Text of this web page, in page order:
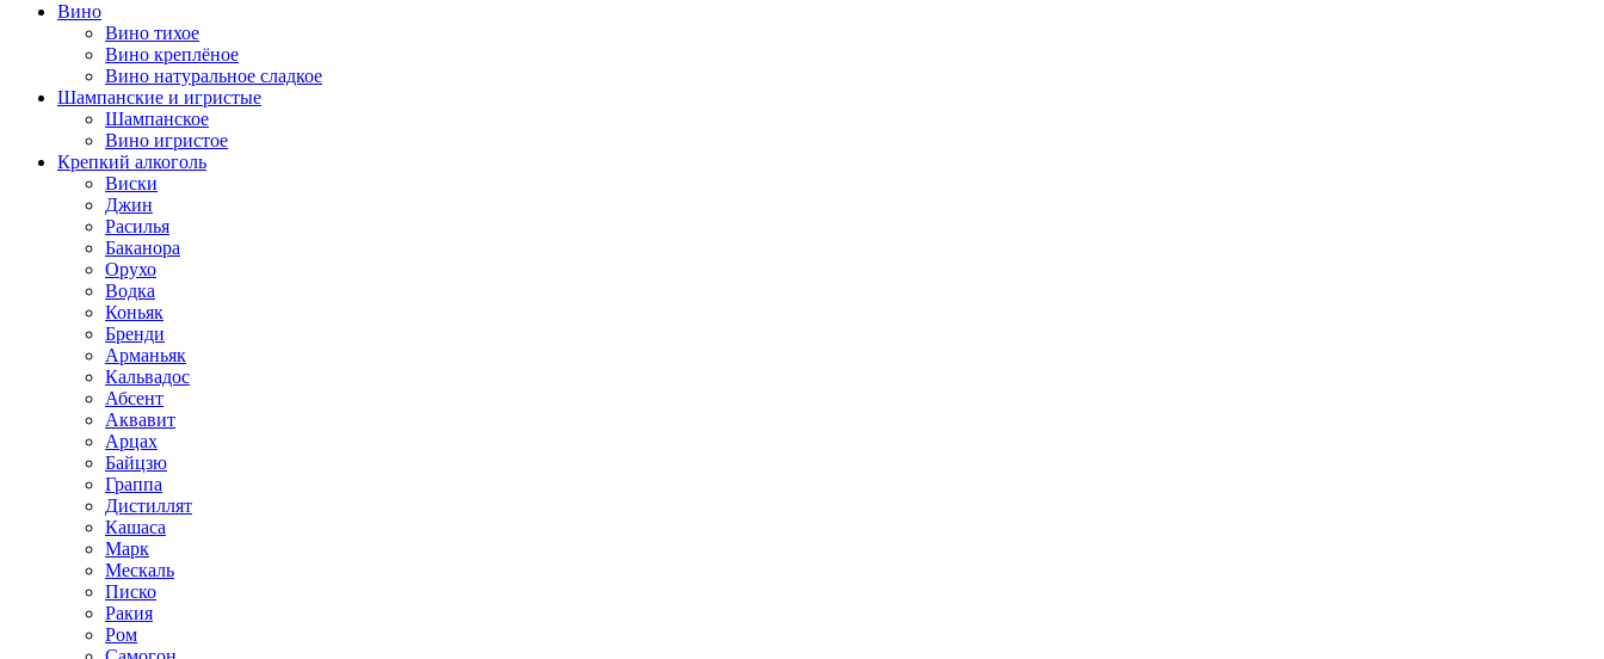
Вино
Вино тихое
Вино креплёное
Вино натуральное сладкое
Шампанские и игристые
Шампанское
Вино игристое
Крепкий алкоголь
Виски
Джин
Расилья
Баканора
Орухо
Водка
Коньяк
Бренди
Арманьяк
Кальвадос
Абсент
Аквавит
Арцах
Байцзю
Граппа
Дистиллят
Кашаса
Марк
Мескаль
Писко
Ракия
Ром